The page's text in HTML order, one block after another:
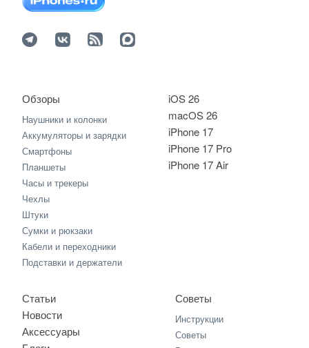
iOS 26
macOS 26
iPhone 17
iPhone 17 Pro
iPhone 17 Air
Обзоры
Наушники и колонки
Аккумуляторы и зарядки
Смартфоны
Планшеты
Часы и трекеры
Чехлы
Штуки
Сумки и рюкзаки
Кабели и переходники
Подставки и держатели
Статьи
Новости
Аксессуары
Советы
Инструкции
Советы